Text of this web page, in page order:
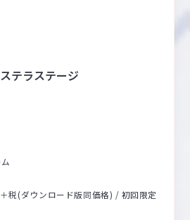
テラステージ
税(ダウンロード版同価格) / 初回限定